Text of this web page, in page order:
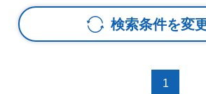
検索条件を変
1